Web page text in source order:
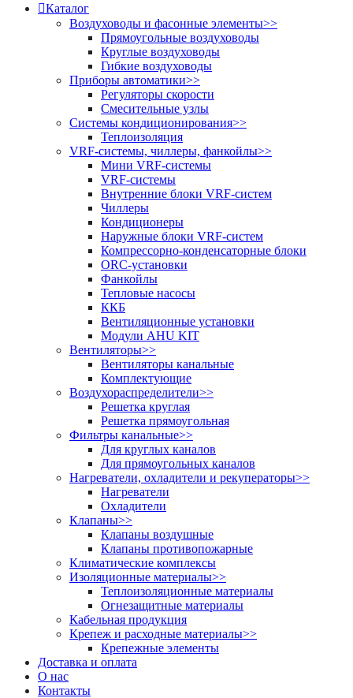
Каталог
Воздуховоды и фасонные элементы>>
Прямоугольные воздуховоды
Круглые воздуховоды
Гибкие воздуховоды
Приборы автоматики>>
Регуляторы скорости
Смесительные узлы
Системы кондиционирования>>
Теплоизоляция
VRF-системы, чиллеры, фанкойлы>>
Мини VRF-системы
VRF-системы
Внутренние блоки VRF-систем
Чиллеры
Кондиционеры
Наружные блоки VRF-систем
Компрессорно-конденсаторные блоки
ORC-установки
Фанкойлы
Тепловые насосы
ККБ
Вентиляционные установки
Модули AHU KIT
Вентиляторы>>
Вентиляторы канальные
Комплектующие
Воздухораспределители>>
Решетка круглая
Решетка прямоугольная
Фильтры канальные>>
Для круглых каналов
Для прямоугольных каналов
Нагреватели, охладители и рекуператоры>>
Нагреватели
Охладители
Клапаны>>
Клапаны воздушные
Клапаны противопожарные
Климатические комплексы
Изоляционные материалы>>
Теплоизоляционные материалы
Огнезащитные материалы
Кабельная продукция
Крепеж и расходные материалы>>
Крепежные элементы
Доставка и оплата
О нас
Контакты